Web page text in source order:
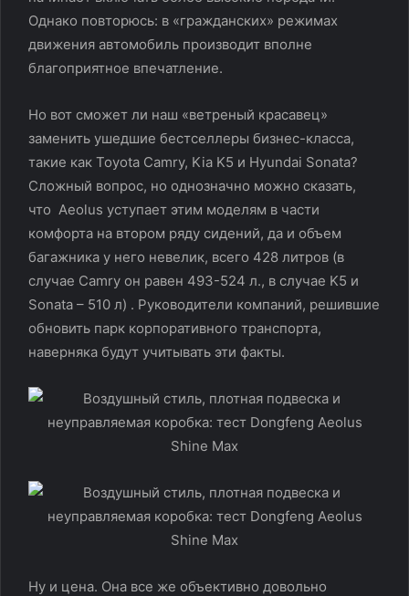
Однако повторюсь: в «гражданских» режимах
движения автомобиль производит вполне
благоприятное впечатление.
Но вот сможет ли наш «ветреный красавец»
заменить ушедшие бестселлеры бизнес-класса,
такие как Toyota Camry, Kia K5 и Hyundai Sonata?
Сложный вопрос, но однозначно можно сказать,
что Aeolus уступает этим моделям в части
комфорта на втором ряду сидений, да и объем
багажника у него невелик, всего 428 литров (в
случае Camry он равен 493-524 л., в случае K5 и
Sonata – 510 л) . Руководители компаний, решившие
обновить парк корпоративного транспорта,
наверняка будут учитывать эти факты.
Ну и цена. Она все же объективно довольно